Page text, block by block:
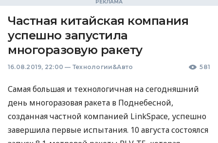
Частная китайская компания
успешно запустила
многоразовую ракету
16.08.2019, 22:00 — Технологии&Авто 581
Самая большая и технологичная на сегодняшний
день многоразовая ракета в Поднебесной,
созданная частной компанией LinkSpace, успешно
завершила первые испытания. 10 августа состоялся